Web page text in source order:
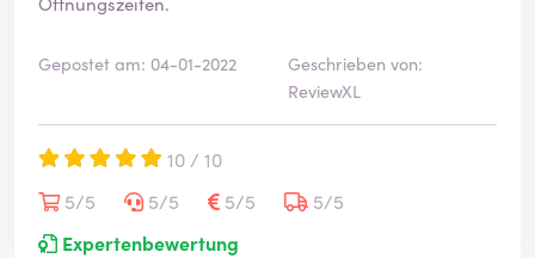
Gepostet am: 04-01-2022
Geschrieben von:
ReviewXL
10 / 10
5/5
5/5 5/5
5/5
Expertenbewertung